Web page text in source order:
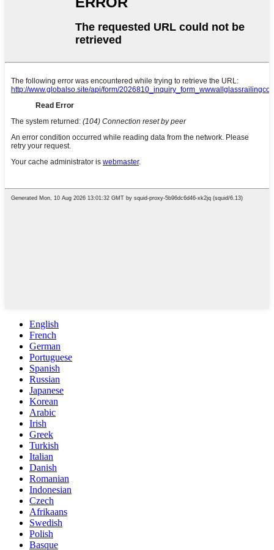
English
French
German
Portuguese
Spanish
Russian
Japanese
Korean
Arabic
Irish
Greek
Turkish
Italian
Danish
Romanian
Indonesian
Czech
Afrikaans
Swedish
Polish
Basque